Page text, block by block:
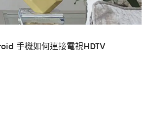
手機如何連接電視HDTV